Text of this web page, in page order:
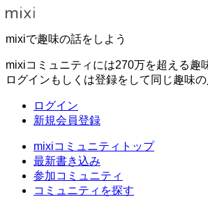
mixiで趣味の話をしよう
mixiコミュニティには270万を超える趣
ログインもしくは登録をして同じ趣味
ログイン
新規会員登録
mixiコミュニティトップ
最新書き込み
参加コミュニティ
コミュニティを探す